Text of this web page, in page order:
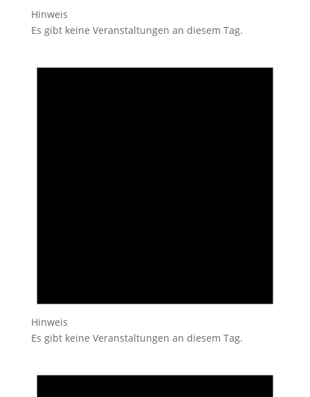
Hinweis
Es gibt keine Veranstaltungen an diesem Tag.
Hinweis
Es gibt keine Veranstaltungen an diesem Tag.